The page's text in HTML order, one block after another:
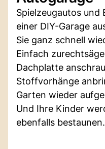
Spielzeugautos und
einer DIY-Garage
Sie ganz schnell
Einfach
Dachplatte
Stoffvorhänge
Garten wieder
Und Ihre Kinder
ebenfalls bestaunen.